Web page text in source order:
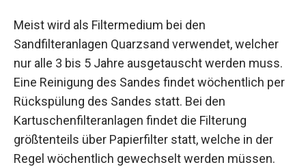
Meist wird als Filtermedium bei den
Sandfilteranlagen Quarzsand verwendet, welcher
nur alle 3 bis 5 Jahre ausgetauscht werden muss.
Eine Reinigung des Sandes findet wöchentlich per
Rückspülung des Sandes statt. Bei den
Kartuschenfilteranlagen findet die Filterung
größtenteils über Papierfilter statt, welche in der
Regel wöchentlich gewechselt werden müssen.